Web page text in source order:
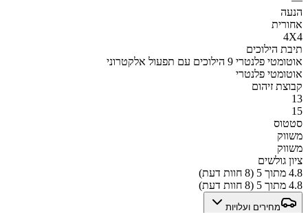
הנעה
אחורית
4X4
תיבת הילוכים
אוטומטי פלנטרי 9 הילוכים עם תפעול אלקטרוני
אוטומטי פלנטרי
קבוצת זיהום
13
15
סטטוס
משווק
משווק
ציון גולשים
4.8 מתוך 5 (8 חוות דעת)
4.8 מתוך 5 (8 חוות דעת)
מחירים ועלויות